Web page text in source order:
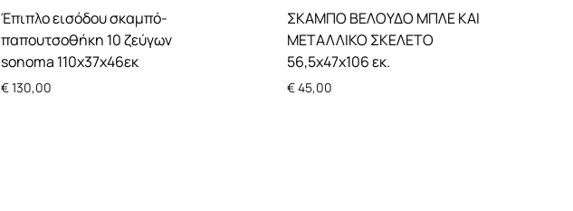
Έπιπλο εισόδου σκαμπό-
παπουτσοθήκη 10 ζεύγων
sonoma 110x37x46εκ
€130,00
ΣΚΑΜΠΟ ΒΕΛΟΥΔΟ ΜΠΛΕ ΚΑΙ
ΜΕΤΑΛΛΙΚΟ ΣΚΕΛΕΤΟ
56,5x47x106 εκ.
€45,00